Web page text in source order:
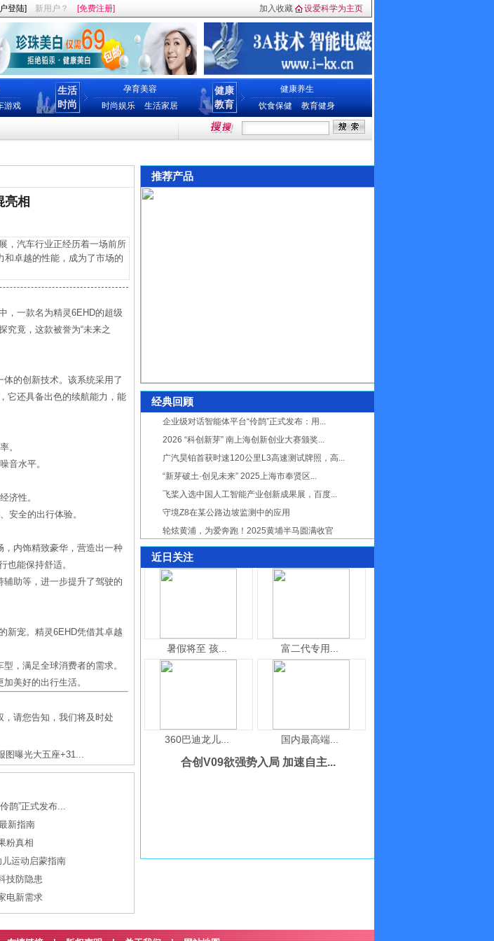
登陆] 新用户？ [免费注册] 加入收藏 设爱科学为主页
游戏
生活
时尚
孕育美容
时尚娱乐
生活家居
健康
教育
健康养生
饮食保健
教育健身
相
汽车行业正经历着一场前所
和卓越的性能，成为了市场的
，一款名为精灵6EHD的超级
究竟，这款被誉为“未来之
的创新技术。该系统采用了
它还具备出色的续航能力，能
。
音水平。
济性。
安全的出行体验。
，内饰精致豪华，营造出一种
也能保持舒适。
助等，进一步提升了驾驶的
新宠。精灵6EHD凭借其卓越
，满足全球消费者的需求。
美好的出行生活。
请您告知，我们将及时处
图曝光大五座+31...
鹊”正式发布...
新指南
粉真相
运动启蒙指南
技防隐患
电新需求
推荐产品
经典回顾
企业级对话智能体平台“伶鹊”正式发布：用...
2026 “科创新芽” 南上海创新创业大赛颁奖...
广汽昊铂首获时速120公里L3高速测试牌照，高...
“新芽破土·创见未来” 2025上海市奉贤区...
飞桨入选中国人工智能产业创新成果展，百度...
守境Z8在某公路边坡监测中的应用
轮炫黄浦，为爱奔跑！2025黄埔半马圆满收官
近日关注
暑假将至 孩... 富二代专用...
360巴迪龙儿... 国内最高端...
合创V09欲强势入局 加速自主...